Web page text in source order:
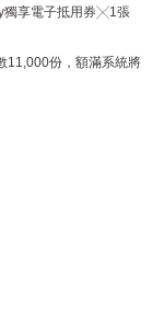
獨享電子抵用券╳1張
11,000份，額滿系統將